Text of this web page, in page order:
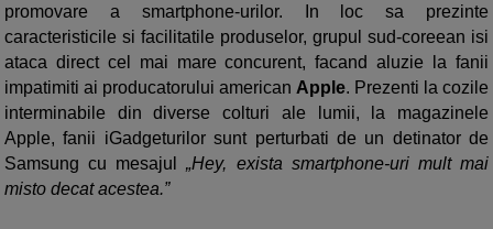
promovare a smartphone-urilor. In loc sa prezinte
caracteristicile si facilitatile produselor, grupul sud-coreean isi
ataca direct cel mai mare concurent, facand aluzie la fanii
impatimiti ai producatorului american Apple. Prezenti la cozile
interminabile din diverse colturi ale lumii, la magazinele
Apple, fanii iGadgeturilor sunt perturbati de un detinator de
Samsung cu mesajul„Hey, exista smartphone-uri mult mai
misto decat acestea.”